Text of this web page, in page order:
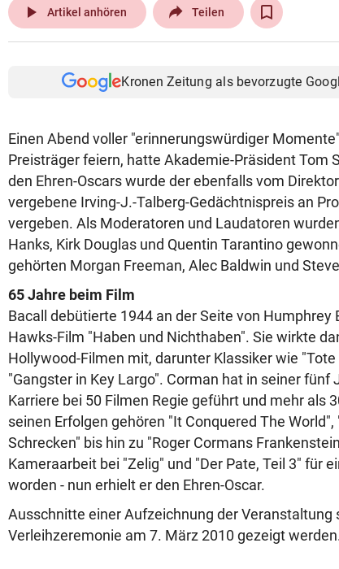
play_arrow Artikel anhören Teilen
Kronen Zeitung als bevorzugte
Einen Abend voller "erinnerungswürdiger
Preisträger feiern, hatte Akademie-Präsident Tom
den Ehren-Oscars wurde der ebenfalls vom
vergebene Irving-J.-Talberg-Gedächtnispreis an
vergeben. Als Moderatoren und Laudatoren
Hanks, Kirk Douglas und Quentin Tarantino
gehörten Morgan Freeman, Alec Baldwin und
65 Jahre beim Film
Bacall debütierte 1944 an der Seite von Humphrey
Hawks-Film "Haben und Nichthaben". Sie wirkte
Hollywood-Filmen mit, darunter Klassiker wie
"Gangster in Key Largo". Corman hat in seiner
Karriere bei 50 Filmen Regie geführt und mehr als
seinen Erfolgen gehören "It Conquered The
Schrecken" bis hin zu "Roger Cormans
Kameraarbeit bei "Zelig" und "Der Pate, Teil 3" für
worden - nun erhielt er den Ehren-Oscar.
Ausschnitte einer Aufzeichnung der Veranstaltung
Verleihzeremonie am 7. März 2010 gezeigt